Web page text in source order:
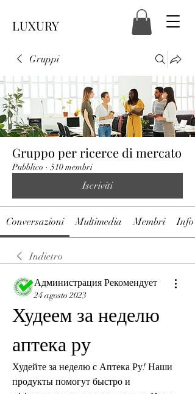
LUXURY
Gruppi
Gruppo per ricerce di mercato
Pubblico · 510 membri
Iscriviti
Conversazioni Multimedia Membri Info
Indietro
Администрация Рекомендует
24 agosto 2023
Худеем за неделю
аптека ру
Худейте за неделю с Аптека Ру! Наши
продукты помогут быстро и